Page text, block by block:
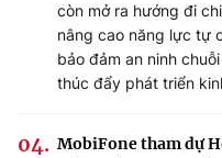
còn mở ra hướng đi
nâng cao năng lực tự
bảo đảm an ninh
thúc đẩy phát triển
MobiFone tham dự